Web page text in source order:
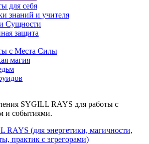
для себя
знаний и учителя
Сущности
защита
с Места Силы
магия
SYGILL RAYS для работы с
и событиями.
RAYS (для энергетики, магичности,
практик с эгрегорами)